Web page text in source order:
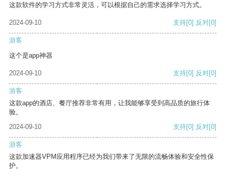
这款软件的学习方式非常灵活，可以根据自己的需求选择学习方式。
2024-09-10 支持[0] 反对[0]
游客
这个是app神器
2024-09-10 支持[0] 反对[0]
游客
这款app的酒店、餐厅推荐非常有用，让我能够享受到高品质的旅行体
验。
2024-09-10
支持[0] 反对[0]
游客
这款加速器VPM应用程序已经为我们带来了无限的流畅体验和安全性保
护。